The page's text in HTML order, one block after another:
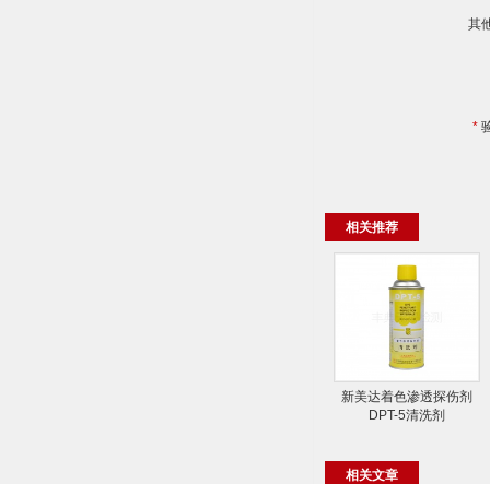
其
*
相关推荐
新美达着色渗透探伤剂
DPT-5清洗剂
相关文章